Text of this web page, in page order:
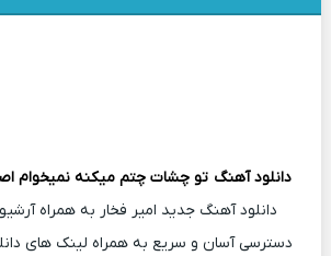
دانلود آهنگ تو چشات چتم میکنه نمیخوام
دانلود آهنگ جدید امیر فخار به همراه
دسترسی آسان و سریع به همراه لینک های